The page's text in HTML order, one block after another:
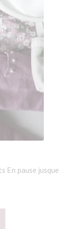
En pause jusque